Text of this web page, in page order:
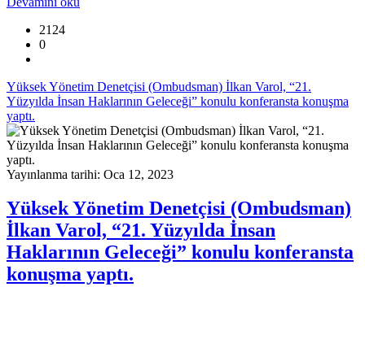
2124
0
Yüksek Yönetim Denetçisi (Ombudsman) İlkan Varol, “21.
Yüzyılda İnsan Haklarının Geleceği” konulu konferansta konuşma
yaptı.
Yayınlanma tarihi: Oca 12, 2023
Yüksek Yönetim Denetçisi (Ombudsman)
İlkan Varol, “21. Yüzyılda İnsan
Haklarının Geleceği” konulu konferansta
konuşma yaptı.